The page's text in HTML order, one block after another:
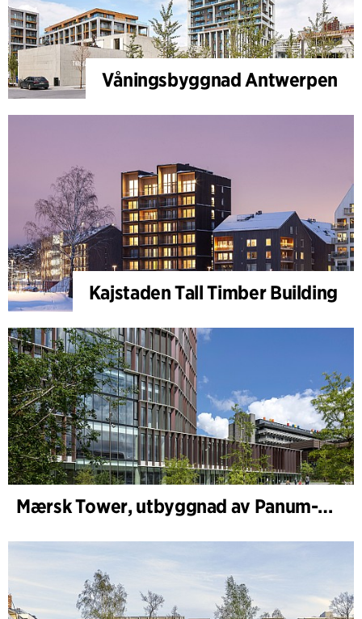
Våningsbyggnad Antwerpen
Kajstaden Tall Timber Building
Mærsk Tower, utbyggnad av Panum-komplexet